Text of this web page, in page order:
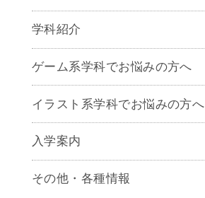
学科紹介
ゲームクリエイター学科
CG学科
アニメーション学科
声優学科
ゲーム系学科でお悩みの方へ
イラスト系学科でお悩みの方へ
入学案内
募集要項
早期出願制度・AOエントリー
その他・各種情報